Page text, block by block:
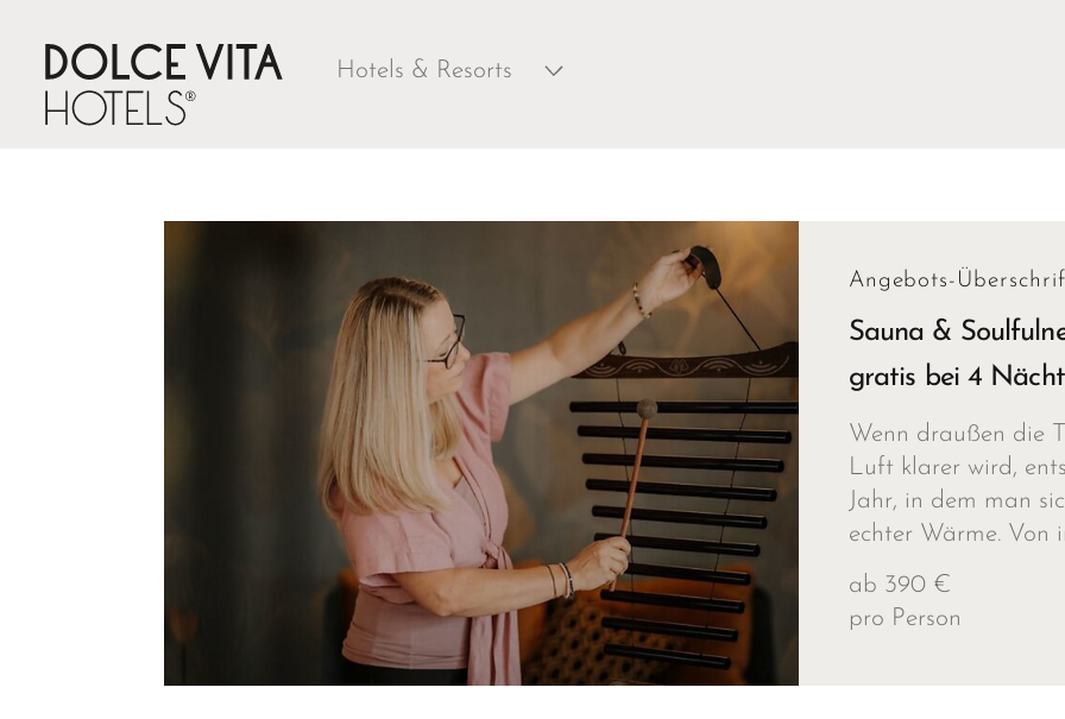
Hotels & Resorts
Angebots-
Sauna &
gratis bei 4
Wenn draußen die
Luft klarer wird,
Jahr, in dem man
echter Wärme. Von
ab 390 €
pro Person